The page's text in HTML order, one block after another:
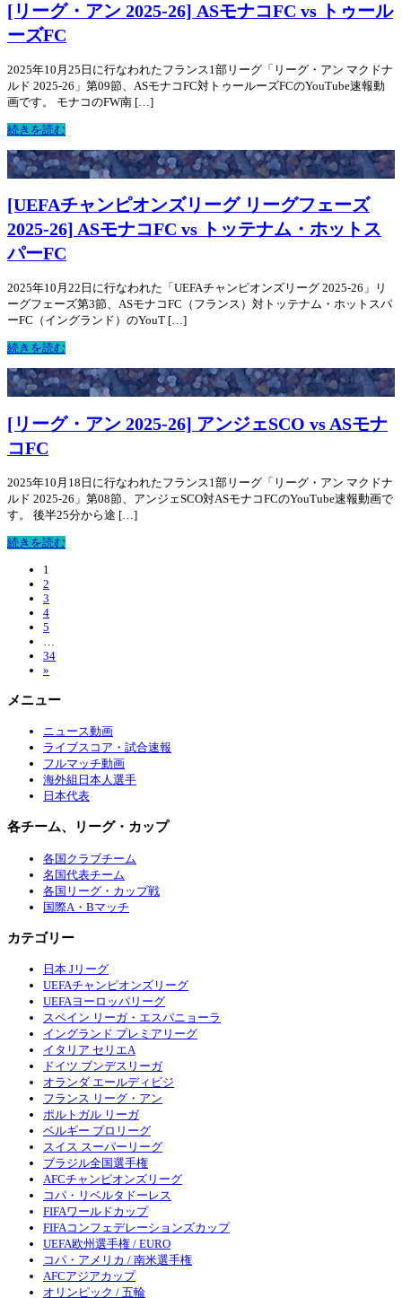
[リーグ・アン 2025-26] ASモナコFC vs トゥール
ーズFC
2025年10月25日に行なわれたフランス1部リーグ「リーグ・アン マクドナ
ルド 2025-26」第09節、ASモナコFC対トゥールーズFCのYouTube速報動
画です。 モナコのFW南 […]
続きを読む
[UEFAチャンピオンズリーグ リーグフェーズ
2025-26] ASモナコFC vs トッテナム・ホットス
パーFC
2025年10月22日に行なわれた「UEFAチャンピオンズリーグ 2025-26」リ
ーグフェーズ第3節、ASモナコFC（フランス）対トッテナム・ホットスパ
ーFC（イングランド）のYouT […]
続きを読む
[リーグ・アン 2025-26] アンジェSCO vs ASモナ
コFC
2025年10月18日に行なわれたフランス1部リーグ「リーグ・アン マクドナ
ルド 2025-26」第08節、アンジェSCO対ASモナコFCのYouTube速報動画で
す。 後半25分から途 […]
続きを読む
1
2
3
4
5
34
»
メニュー
ニュース動画
ライブスコア・試合速報
フルマッチ動画
海外組日本人選手
日本代表
各チーム、リーグ・カップ
各国クラブチーム
名国代表チーム
各国リーグ・カップ戦
国際A・Bマッチ
カテゴリー
日本 Jリーグ
UEFAチャンピオンズリーグ
UEFAヨーロッパリーグ
スペイン リーガ・エスパニョーラ
イングランド プレミアリーグ
イタリア セリエA
ドイツ ブンデスリーガ
オランダ エールディビジ
フランス リーグ・アン
ポルトガル リーガ
ベルギー プロリーグ
スイス スーパーリーグ
ブラジル全国選手権
AFCチャンピオンズリーグ
コパ・リベルタドーレス
FIFAワールドカップ
FIFAコンフェデレーションズカップ
UEFA欧州選手権 / EURO
コパ・アメリカ / 南米選手権
AFCアジアカップ
オリンピック / 五輪